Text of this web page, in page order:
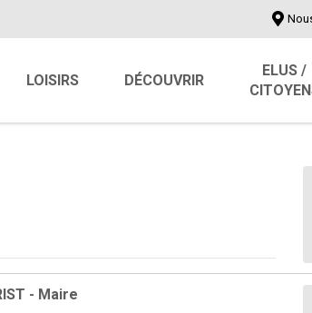
LOISIRS DÉCOUVRIR
ELUS /
- Maire